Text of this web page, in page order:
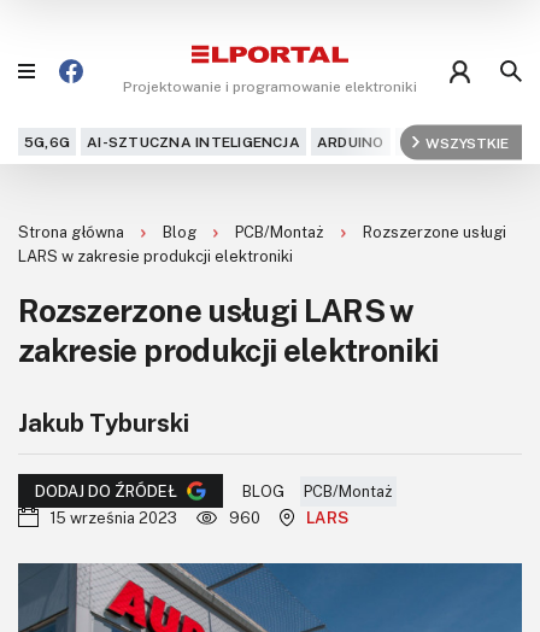
Projektowanie i programowanie elektroniki
5G,6G AI-SZTUCZNA INTELIGENCJA ARDUINO ARM AUDIO
WSZYSTKIE
Projekty
Kursy
DIY+
Czytelnia
Dla Ciebie
Kontakt
Strona główna Blog PCB/Montaż
Rozszerzone usługi
LARS w zakresie produkcji elektroniki
Rozszerzone usługi LARS w
zakresie produkcji elektroniki
Jakub Tyburski
DODAJ DO ŹRÓDEŁ BLOG
PCB/Montaż
15 września 2023
960 LARS